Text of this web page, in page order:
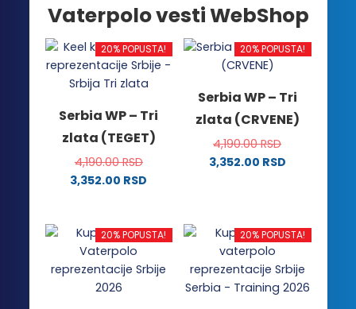
Vaterpolo vesti WebShop
20% POPUSTA!
Serbia WP – Tri
zlata (TEGET)
4,190.00RSD
3,352.00 RSD
ima
više
varijanti.
Opcije
20% POPUSTA!
Serbia WP – Tri
zlata (CRVENE)
4,190.00RSD
3,352.00 RSD
više
varijanti.
Opcije
mogu
20% POPUSTA! 20% POPUSTA!